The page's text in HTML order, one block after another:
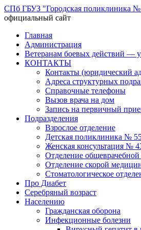
СПб ГБУЗ "Городская поликлиника
официальный сайт
Перейти
содержимому
Главная
Администрация
Ветеранам боевых действий —
КОНТАКТЫ
Контакты (юридический
Адреса структурных
Справочные телефоны
Вызов врача на дом
Запись на первичный
Подразделения
Взрослое отделение
Детская поликлиника №
Женская консультация №
Отделение
Отделение скорой
Стоматологическое
Про Диабет
Серебряный возраст
Населению
Гражданская оборона
Инфекционные болезни